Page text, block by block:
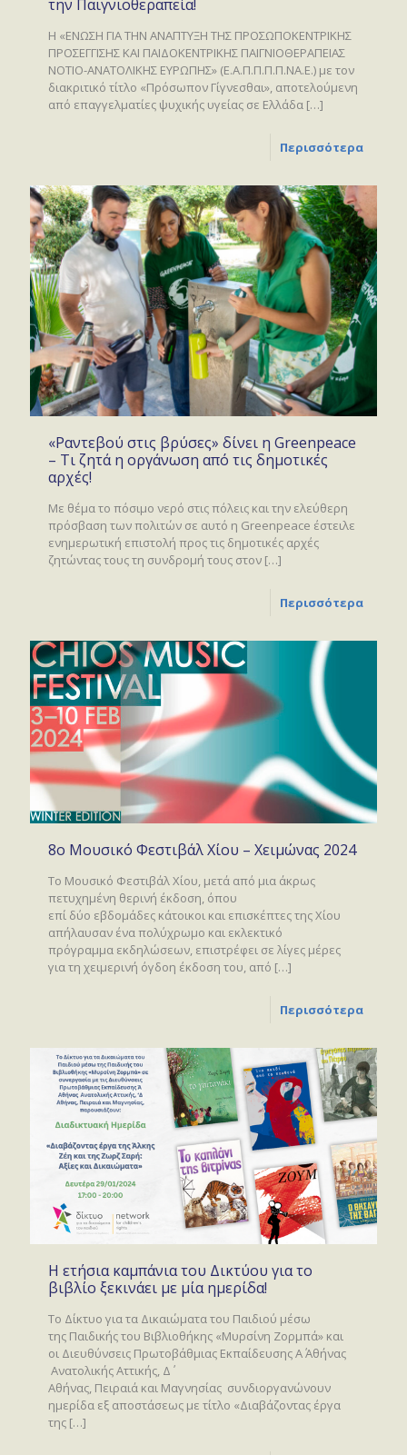
την Παιγνιοθεραπεία!
Η «ΕΝΩΣΗ ΓΙΑ ΤΗΝ ΑΝΑΠΤΥΞΗ ΤΗΣ ΠΡΟΣΩΠΟΚΕΝΤΡΙΚΗΣ
ΠΡΟΣΕΓΓΙΣΗΣ ΚΑΙ ΠΑΙΔΟΚΕΝΤΡΙΚΗΣ ΠΑΙΓΝΙΟΘΕΡΑΠΕΙΑΣ
ΝΟΤΙΟ-ΑΝΑΤΟΛΙΚΗΣ ΕΥΡΩΠΗΣ» (Ε.Α.Π.Π.Π.Π.ΝΑ.Ε.) με τον
διακριτικό τίτλο «Πρόσωπον Γίγνεσθαι», αποτελούμενη
από επαγγελματίες ψυχικής υγείας σε Ελλάδα […]
Περισσότερα
«Ραντεβού στις βρύσες» δίνει η Greenpeace
– Τι ζητά η οργάνωση από τις δημοτικές
αρχές!
Με θέμα το πόσιμο νερό στις πόλεις και την ελεύθερη
πρόσβαση των πολιτών σε αυτό η Greenpeace έστειλε
ενημερωτική επιστολή προς τις δημοτικές αρχές
ζητώντας τους τη συνδρομή τους στον […]
Περισσότερα
8o Μουσικό Φεστιβάλ Χίου – Χειμώνας 2024
Το Μουσικό Φεστιβάλ Χίου, μετά από μια άκρως
πετυχημένη θερινή έκδοση, όπου
επί δύο εβδομάδες κάτοικοι και επισκέπτες της Χίου
απήλαυσαν ένα πολύχρωμο και εκλεκτικό
πρόγραμμα εκδηλώσεων, επιστρέφει σε λίγες μέρες
για τη χειμερινή όγδοη έκδοση του, από […]
Περισσότερα
Η ετήσια καμπάνια του Δικτύου για το
βιβλίο ξεκινάει με μία ημερίδα!
Το Δίκτυο για τα Δικαιώματα του Παιδιού μέσω
της Παιδικής του Βιβλιοθήκης «Μυρσίνη Ζορμπά» και
οι Διευθύνσεις Πρωτοβάθμιας Εκπαίδευσης Α΄ Αθήνας
Ανατολικής Αττικής, Δ΄
Αθήνας, Πειραιά και Μαγνησίας συνδιοργανώνουν
ημερίδα εξ αποστάσεως με τίτλο «Διαβάζοντας έργα
της […]